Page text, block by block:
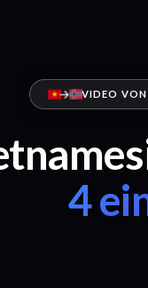
VIDEO VON
4